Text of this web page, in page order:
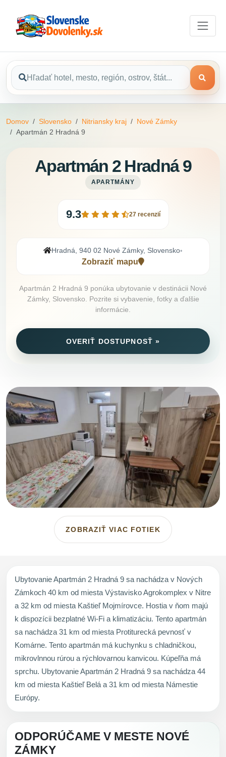
Domov Slovensko Nitriansky kraj
Nové Zámky
Apartmán 2 Hradná 9
Apartmán 2 Hradná 9
APARTMÁNY
9.3 27 recenzií
Hradná, 940 02 Nové Zámky, Slovensko•
Zobraziť mapu
Apartmán 2 Hradná 9 ponúka ubytovanie v destinácii Nové
Zámky, Slovensko. Pozrite si vybavenie, fotky a ďalšie
informácie.
OVERIŤ DOSTUPNOSŤ »
ZOBRAZIŤ VIAC FOTIEK
Ubytovanie Apartmán 2 Hradná 9 sa nachádza v Nových
Zámkoch 40 km od miesta Výstavisko Agrokomplex v Nitre
a 32 km od miesta Kaštieľ Mojmírovce. Hostia v ňom majú
k dispozícii bezplatné Wi-Fi a klimatizáciu. Tento apartmán
sa nachádza 31 km od miesta Protiturecká pevnosť v
Komárne. Tento apartmán má kuchynku s chladničkou,
mikrovlnnou rúrou a rýchlovarnou kanvicou. Kúpeľňa má
sprchu. Ubytovanie Apartmán 2 Hradná 9 sa nachádza 44
km od miesta Kaštieľ Belá a 31 km od miesta Námestie
Európy.
ODPORÚČAME V MESTE NOVÉ
ZÁMKY